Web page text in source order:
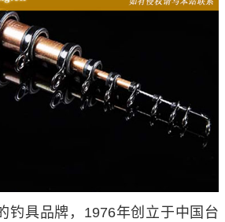
钓具品牌，1976年创立于中国台